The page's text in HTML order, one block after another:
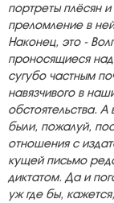
портреты плёсян
преломление в
Наконец, это -
проносящиеся
сугубо частным
навязчивого в
обстоятельства.
были, пожалуй,
отношения с
кущей письмо
диктатом. Да и
уж где бы,